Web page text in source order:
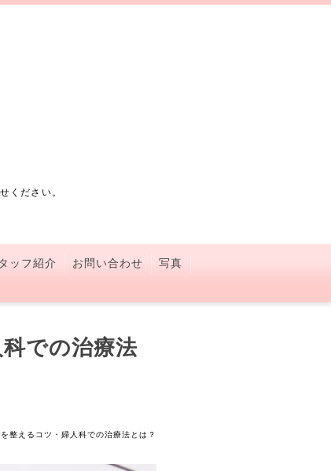
ください。
ッフ紹介 お問い合わせ
写真
での治療法
整えるコツ・婦人科での治療法とは？